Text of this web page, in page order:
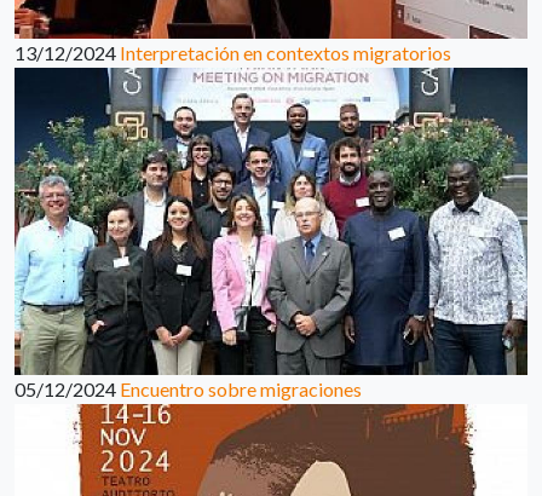
13/12/2024 Interpretación en contextos migratorios
05/12/2024 Encuentro sobre migraciones